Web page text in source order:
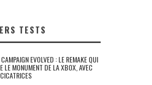
TESTS
EVOLVED : LE REMAKE QUI
LE MONUMENT DE LA XBOX, AVEC